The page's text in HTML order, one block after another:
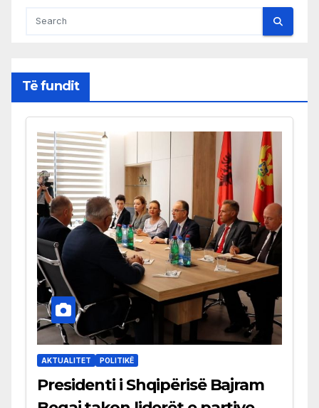
Të fundit
AKTUALITET POLITIKË
Presidenti i Shqipërisë Bajram